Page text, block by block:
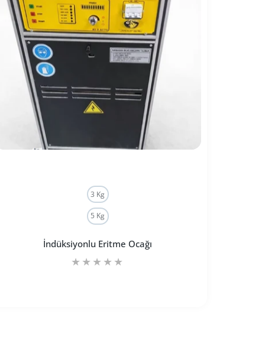
3 Kg
5 Kg
İndüksiyonlu Eritme Ocağı